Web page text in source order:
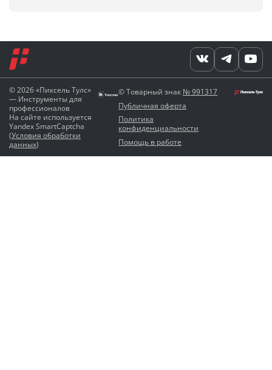
© 2026 «Пиксель Тулс»
— Инструменты для
профессионалов
На сайте используется
Yandex SmartCaptcha
(Условия обработки
данных)
© Товарный знак № 991317
Публичная оферта
Политика
конфиденциальности
Помощь в работе